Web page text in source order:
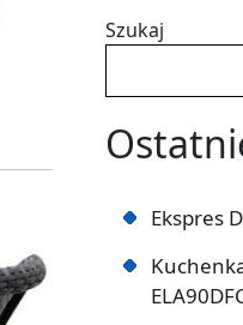
Szukaj
Ekspres